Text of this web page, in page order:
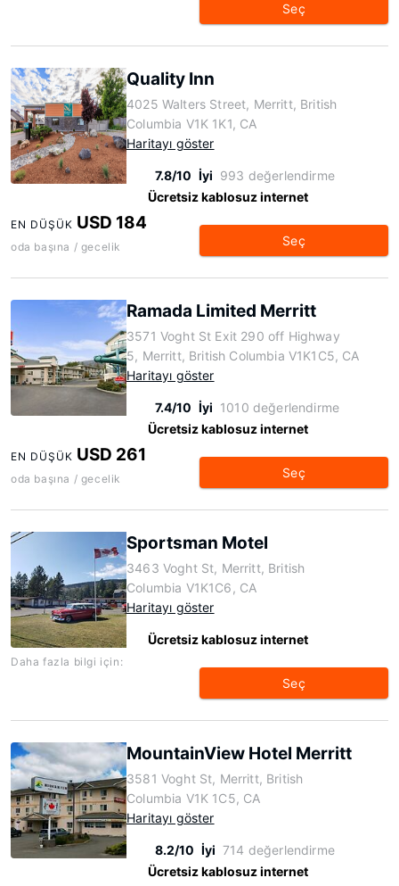
Seç
Quality Inn
4025 Walters Street, Merritt, British
Columbia V1K 1K1, CA
Haritayı göster
7.8/10 İyi 993 değerlendirme
Ücretsiz kablosuz internet
EN DÜŞÜK USD 184
oda başına / gecelik Seç
Ramada Limited Merritt
3571 Voght St Exit 290 off Highway
5, Merritt, British Columbia V1K1C5, CA
Haritayı göster
7.4/10 İyi 1010 değerlendirme
Ücretsiz kablosuz internet
EN DÜŞÜK USD 261
oda başına / gecelik Seç
Sportsman Motel
3463 Voght St, Merritt, British
Columbia V1K1C6, CA
Haritayı göster
Ücretsiz kablosuz internet
Daha fazla bilgi için:
Seç
MountainView Hotel Merritt
3581 Voght St, Merritt, British
Columbia V1K 1C5, CA
Haritayı göster
8.2/10 İyi 714 değerlendirme
Ücretsiz kablosuz internet